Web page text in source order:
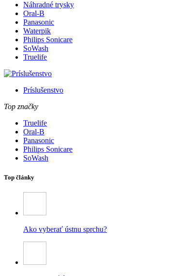
Náhradné trysky
Oral-B
Panasonic
Waterpik
Philips Sonicare
SoWash
Truelife
Príslušenstvo
Top značky
Truelife
Oral-B
Panasonic
Philips Sonicare
SoWash
Top články
Ako vyberať ústnu sprchu?